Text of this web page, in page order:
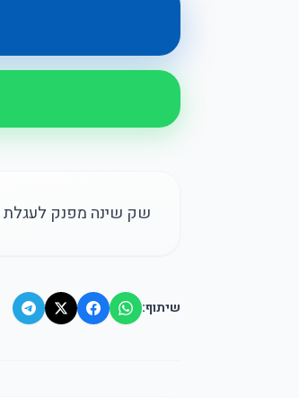
שק שינה מפנק לעגלת
שיתוף: